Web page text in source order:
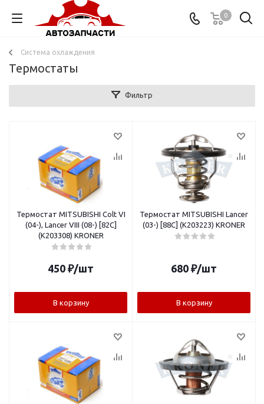
0
Система охлаждения
Термостаты
Фильтр
Термостат MITSUBISHI Colt VI
(04-), Lancer VIII (08-) [82C]
(K203308) KRONER
450 ₽/шт
В корзину
Термостат MITSUBISHI Lancer
(03-) [88C] (K203223) KRONER
680 ₽/шт
В корзину